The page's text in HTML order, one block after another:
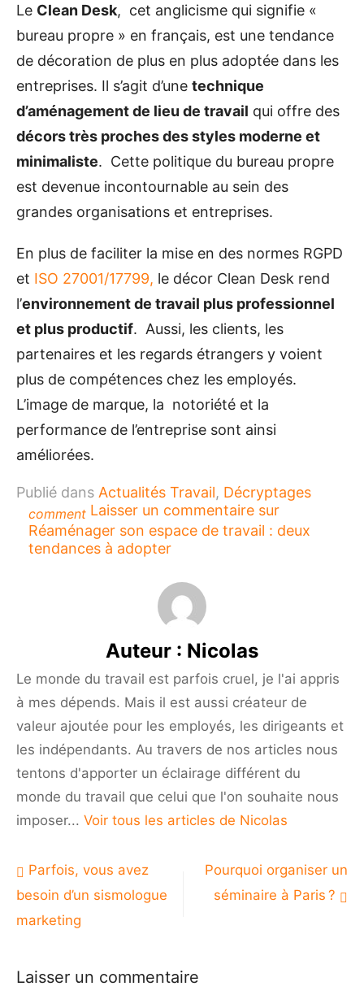
Le Clean Desk, cet anglicisme qui signifie «
bureau propre » en français, est une tendance
de décoration de plus en plus adoptée dans les
entreprises. Il s’agit d’une technique
d’aménagement de lieu de travail qui offre des
décors très proches des styles moderne et
minimaliste. Cette politique du bureau propre
est devenue incontournable au sein des
grandes organisations et entreprises.
En plus de faciliter la mise en des normes RGPD
et ISO 27001/17799, le décor Clean Desk rend
l’environnement de travail plus professionnel
et plus productif. Aussi, les clients, les
partenaires et les regards étrangers y voient
plus de compétences chez les employés.
L’image de marque, la notoriété et la
performance de l’entreprise sont ainsi
améliorées.
Publié dans Actualités Travail, Décryptages
comment Laisser un commentaire sur
Réaménager son espace de travail : deux
tendances à adopter
Auteur : Nicolas
Le monde du travail est parfois cruel, je l'ai appris
à mes dépends. Mais il est aussi créateur de
valeur ajoutée pour les employés, les dirigeants et
les indépendants. Au travers de nos articles nous
tentons d'apporter un éclairage différent du
monde du travail que celui que l'on souhaite nous
imposer... Voir tous les articles de Nicolas
Navigation
de
l’article
Parfois, vous avez
besoin d’un sismologue
marketing
Pourquoi organiser un
séminaire à Paris ?
Laisser un commentaire